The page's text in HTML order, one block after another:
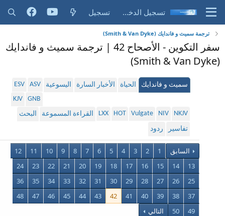
تسجيل الدخول تسجيل
ترجمة سميث و فاندايك (Smith & Van Dyke)
سفر التكوين - الأصحاح 42 | ترجمة سميث و فاندايك
(Smith & Van Dyke)
سميث و فاندايك الحياة الأخبار السارة اليسوعية ASV
ESV
GNB
KJV
NKJV
NIV
Vulgate
HOT
LXX القراءة المسموعة
البحث
تفاسير
ردود
السابق 1
2
3
4
5
6
7
8
9
10
11
12
13
14
15
16
17
18
19
20
21
22
23
24
25
26
27
28
29
30
31
32
33
34
35
36
37
38
39
40
41
42
43
44
45
46
47
48
49
50 التالي